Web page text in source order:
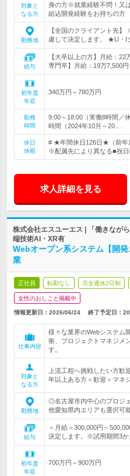
対象と
なる方
身の方※就業経験不問！又
組込開発経験をお持ちの方
勤務地
【全国のクライアント先
慮して決定します。 ★U・I
給与
【大卒以上の方】月給：
専門卒】月給：19万7,500
初年度
年収
340万円～780万円
勤務
時間
9:00～18:00（実働8時間／
時間（2024年10月～20…
休日
休暇
# ★年間休日126日★（前年
※配属先により異なる■祝
求人詳細を見る
株式会社エスユーエス | 「働きなが
端技術AI・XR有
Webオープン系システム【開
業
正社員 転勤なし 完全週休2日制
女性のおしごと掲載中
情報更新日：2026/06/24 終了予定日：
仕事内容
様々な業界のWebシステム
衝、プロジェクトマネジメ
す。
対象と
なる方
上流工程へ挑戦したい方
年以上ある方＜歓迎＞マネ
勤務地
◎名古屋市内中心のプロジ
他愛知県内エリアも選択可
給与
＜月給＞300,000円～
決定します。※試用期間3か
初年度
年収
700万円～900万円